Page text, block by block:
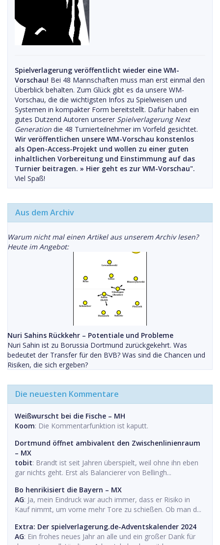
Spielverlagerung veröffentlicht wieder eine WM-
Vorschau! Bei 48 Mannschaften muss man erst einmal den
Überblick behalten. Zum Glück gibt es da unsere WM-
Vorschau, die die wichtigsten Infos zu Spielweisen und
Systemen in kompakter Form bereitstellt. Dafür haben ein
gutes Dutzend Autoren unserer Spielverlagerung Next
Generation die 48 Turnierteilnehmer im Vorfeld gesichtet.
Wir veröffentlichen unsere WM-Vorschau konstenlos
als Open-Access-Projekt und wollen zu einer guten
inhaltlichen Vorbereitung und Einstimmung auf das
Turnier beitragen. » Hier geht es zur WM-Vorschau".
Viel Spaß!
Aus dem Archiv
Warum nicht mal einen Artikel aus unserem Archiv lesen?
Heute im Angebot:
Nuri Sahins Rückkehr – Potentiale und Probleme
Nuri Sahin ist zu Borussia Dortmund zurückgekehrt. Was
bedeutet der Transfer für den BVB? Was sind die Chancen und
Risiken, die sich ergeben?
Die neuesten Kommentare
Weißwurscht bei die Fische – MH
Koom: Die Kommentarfunktion ist kaputt.
Dortmund öffnet ambivalent den Zwischenlinienraum
– MX
tobit: Brandt ist seit Jahren überspielt, weil ohne ihn eben
gar nichts geht. Erst als Balancierer von Bellingh...
Bo henrikisiert die Bayern – MX
AG: Ja, mein Eindruck war auch immer, dass er Risiko in
Kauf nimmt, um vorne mehr Tore zu schießen. Ob man d...
Extra: Der spielverlagerung.de-Adventskalender 2024
AG: Ein frohes neues Jahr an alle und ein großer Dank für